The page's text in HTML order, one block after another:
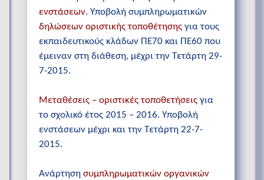
ενστάσεων. Υποβολή συμπληρωματικών
δηλώσεων οριστικής τοποθέτησης για τους
εκπαιδευτικούς κλάδων ΠΕ70 και ΠΕ60 που
έμειναν στη διάθεση, μέχρι την Τετάρτη 29-
7-2015.
Μεταθέσεις – οριστικές τοποθετήσεις για
το σχολικό έτος 2015 – 2016. Υποβολή
ενστάσεων μέχρι και την Τετάρτη 22-7-
2015.
Ανάρτηση συμπληρωματικών οργανικών